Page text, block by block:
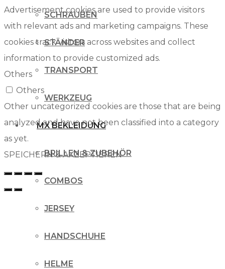
SCHRAUBEN
STÄNDER
TRANSPORT
WERKZEUG
MX BEKLEIDUNG
BRILLEN & ZUBEHÖR
COMBOS
JERSEY
HANDSCHUHE
HELME
Advertisement cookies are used to provide visitors
with relevant ads and marketing campaigns. These
cookies track visitors across websites and collect
information to provide customized ads.
Others
Others
Other uncategorized cookies are those that are being
analyzed and have not been classified into a category
as yet.
SPEICHERN & AKZEPTIEREN